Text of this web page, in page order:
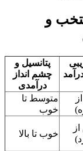
و
پتانسیل و
چشم انداز
درآمدی
متوسط تا
خوب
خوب تا بالا